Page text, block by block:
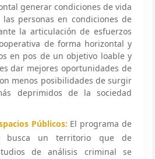
generar condiciones de vida
personas en condiciones de
la articulación de esfuerzos
de forma horizontal y
en pos de un objetivo loable y
dar mejores oportunidades de
menos posibilidades de surgir
deprimidos de la sociedad
Públicos: El programa de
busca un territorio que de
de análisis criminal se